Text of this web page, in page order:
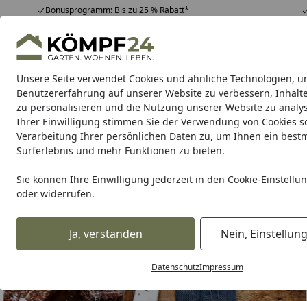
Unsere Seite verwendet Cookies und ähnliche Technologien,
Benutzererfahrung auf unserer Website zu verbessern,
zu personalisieren und die Nutzung unserer Website zu
Ihrer Einwilligung stimmen Sie der Verwendung von Cookies
Verarbeitung Ihrer persönlichen Daten zu, um Ihnen ein
Surferlebnis und mehr Funktionen zu bieten.
Sie können Ihre Einwilligung jederzeit in den Cookie-
oder widerrufen.
Ja, verstanden Nein,
DatenschutzImpressum
Bonusprogramm: Bis zu 25 % Rabatt*
Hotline07051 / 9 22 22
Mo-Fr. 8-16 Uhr 25.964 Bewertungen
Alle Produkte
Alle ProdukteHighlights Tipps & Tricks
WMF Töpfe Pfannen Bestecke Messer